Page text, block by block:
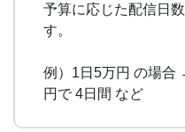
予算に応じた配信日
す。
例）1日5万円 の場合
円で 4日間 など